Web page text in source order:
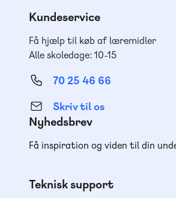
Kundeservice
Få hjælp til køb af læremidler
Alle skoledage: 10-15
70 25 46 66
Skriv til os
Nyhedsbrev
Få inspiration og viden til din
Teknisk support